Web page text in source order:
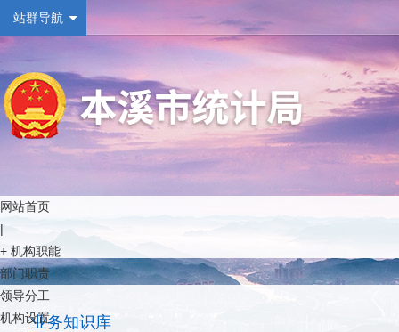
站群导航
网站首页
|
+ 机构职能
部门职责
领导分工
机构设置业务知识库